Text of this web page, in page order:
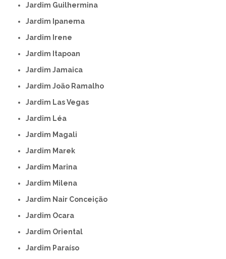
Jardim Guilhermina
Jardim Ipanema
Jardim Irene
Jardim Itapoan
Jardim Jamaica
Jardim João Ramalho
Jardim Las Vegas
Jardim Léa
Jardim Magali
Jardim Marek
Jardim Marina
Jardim Milena
Jardim Nair Conceição
Jardim Ocara
Jardim Oriental
Jardim Paraíso